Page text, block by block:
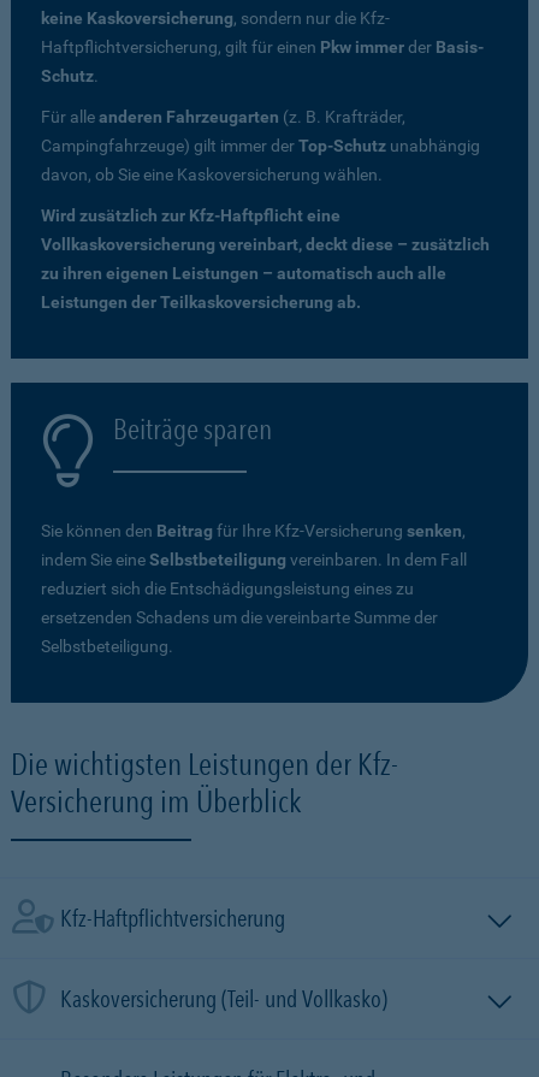
keine Kaskoversicherung, sondern nur die Kfz-
Haftpflichtversicherung, gilt für einen Pkw immerder Basis-
Schutz.
Für alleanderen Fahrzeugarten (z. B. Krafträder,
Campingfahrzeuge) gilt immer derTop-Schutz unabhängig
davon, ob Sie eine Kaskoversicherung wählen.
Wird zusätzlich zur Kfz-Haftpflicht eine
Vollkaskoversicherung vereinbart, deckt diese – zusätzlich
zu ihren eigenen Leistungen – automatisch auch alle
Leistungen der Teilkaskoversicherung ab.
Beiträge sparen
Sie können den Beitrag für Ihre Kfz-Versicherung senken,
indem Sie eineSelbstbeteiligung vereinbaren. In dem Fall
reduziert sich die Entschädigungsleistung eines zu
ersetzenden Schadens um die vereinbarte Summe der
Selbstbeteiligung.
Die wichtigsten Leistungen der Kfz-
Versicherung im Überblick
Kfz-Haftpflichtversicherung
Kaskoversicherung (Teil- und Vollkasko)